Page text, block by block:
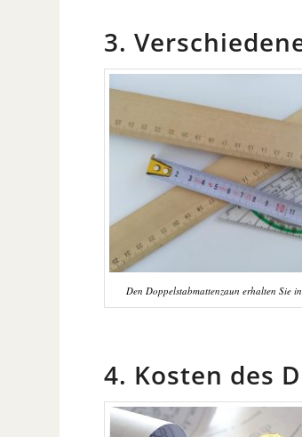
3.
Den Doppelstabmattenzaun erhalten Sie
4. Kosten des